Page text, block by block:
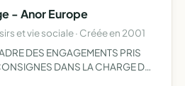
- Anor Europe
et vie sociale · Créée en 2001
DES ENGAGEMENTS PRIS
DANS LA CHARGE DE